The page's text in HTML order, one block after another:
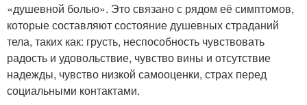
«душевной болью». Это связано с рядом её симптомов,
которые составляют состояние душевных страданий
тела, таких как: грусть, неспособность чувствовать
радость и удовольствие, чувство вины и отсутствие
надежды, чувство низкой самооценки, страх перед
социальными контактами.